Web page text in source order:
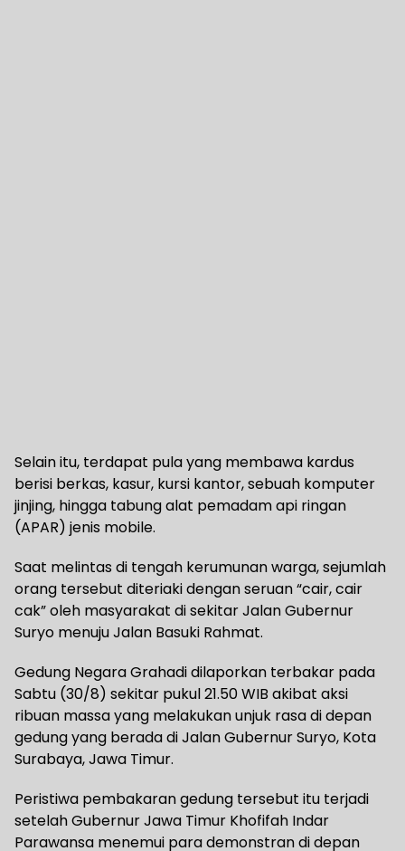
Selain itu, terdapat pula yang membawa kardus
berisi berkas, kasur, kursi kantor, sebuah komputer
jinjing, hingga tabung alat pemadam api ringan
(APAR) jenis mobile.
Saat melintas di tengah kerumunan warga, sejumlah
orang tersebut diteriaki dengan seruan “cair, cair
cak” oleh masyarakat di sekitar Jalan Gubernur
Suryo menuju Jalan Basuki Rahmat.
Gedung Negara Grahadi dilaporkan terbakar pada
Sabtu (30/8) sekitar pukul 21.50 WIB akibat aksi
ribuan massa yang melakukan unjuk rasa di depan
gedung yang berada di Jalan Gubernur Suryo, Kota
Surabaya, Jawa Timur.
Peristiwa pembakaran gedung tersebut itu terjadi
setelah Gubernur Jawa Timur Khofifah Indar
Parawansa menemui para demonstran di depan